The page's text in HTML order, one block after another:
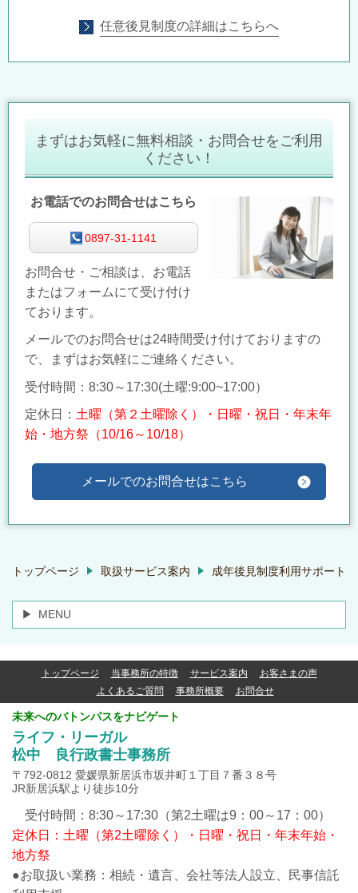
任意後見制度の詳細はこちらへ
まずはお気軽に無料相談・お問合せをご利用
ください！
お電話でのお問合せはこちら
0897-31-1141
お問合せ・ご相談は、お電話
またはフォームにて受け付け
ております。
メールでのお問合せは24時間受け付けておりますの
で、まずはお気軽にご連絡ください。
受付時間：8:30～17:30(土曜:9:00~17:00）
定休日： 土曜（第２土曜除く）・日曜・祝日・年末年
始・地方祭（10/16～10/18）
メールでのお問合せはこちら
トップページ 取扱サービス案内 成年後見制度利用サポート
MENU
トップページ 当事務所の特徴 サービス案内
お客さまの声
よくあるご質問
事務所概要 お問合せ
未来へのバトンパスをナビゲート
ライフ・リーガル
松中 良行政書士事務所
〒792-0812 愛媛県新居浜市坂井町１丁目７番３８号
JR新居浜駅より徒歩10分
受付時間：8:30～17:30（第2土曜は9：00～17：00）
定休日：土曜（第2土曜除く）・日曜・祝日・年末年始・
地方祭
●お取扱い業務：相続・遺言、会社等法人設立、民事信託